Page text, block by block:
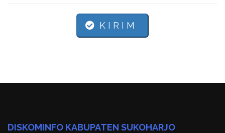
K I R I M
DISKOMINFO KABUPATEN SUKOHARJO